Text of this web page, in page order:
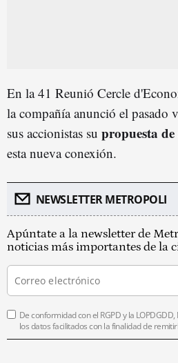
En la 41 Reunió Cercle
la compañía anunció el pasado
sus accionistas su propuesta
esta nueva conexión.
NEWSLETTER METROPOLI
Apúntate a la newsletter de
noticias más importantes de la
De conformidad con el RGPD y la LOPDGDD,
los datos facilitados con la finalidad de